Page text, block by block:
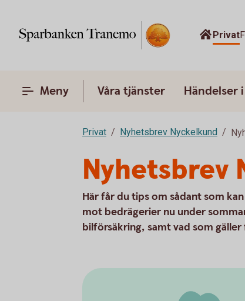
Privat
Meny Våra tjänster Händelser
Privat Nyhetsbrev Nyckelkund
Nyhetsbrev
Här får du tips om sådant som
mot bedrägerier nu under
bilförsäkring, samt vad som